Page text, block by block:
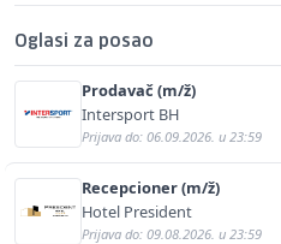
Oglasi za posao
Prodavač (m/ž)
Intersport BH
Prijava do: 06.09.2026. u 23:59
Recepcioner (m/ž)
Hotel President
Prijava do: 09.08.2026. u 23:59